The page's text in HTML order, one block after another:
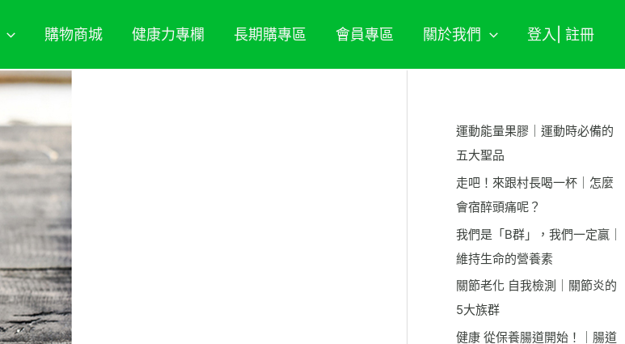
購物商城 健康力專欄 長期購專區 會員專區 關於我們 登入| 註冊
運動能量果膠｜運動時必備的
五大聖品
走吧！來跟村長喝一杯｜怎麼
會宿醉頭痛呢？
我們是「B群」，我們一定贏｜
維持生命的營養素
關節老化 自我檢測｜關節炎的
5大族群
健康 從保養腸道開始！｜腸道